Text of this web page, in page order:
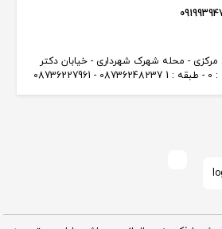
- محله شهرک شهرداری - خیابان دکتر